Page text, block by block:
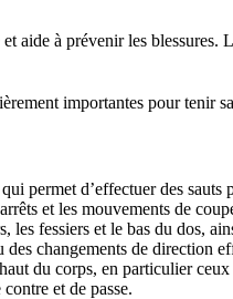
aide à prévenir les
importantes pour tenir
permet d’effectuer des
et les mouvements de
fessiers et le bas du dos,
changements de direction
du corps, en particulier
et de passe.